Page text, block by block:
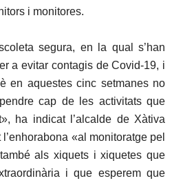
i monitores.
segura, en la qual s’han
a evitar contagis de Covid-19, i
en aquestes cinc setmanes no
cap de les activitats que
ha indicat l’alcalde de Xàtiva
«al monitoratge pel
als xiquets i xiquetes que
i que esperem que